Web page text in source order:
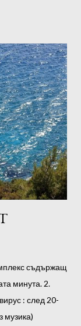
съдържащ
минута. 2.
: след 20-
музика)